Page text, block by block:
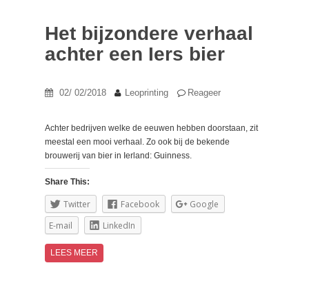
Het bijzondere verhaal
achter een Iers bier
02/ 02/2018 Leoprinting Reageer
Achter bedrijven welke de eeuwen hebben doorstaan, zit
meestal een mooi verhaal. Zo ook bij de bekende
brouwerij van bier in Ierland: Guinness.
Share This:
Twitter Facebook
Google
E-mail
LinkedIn
LEES MEER